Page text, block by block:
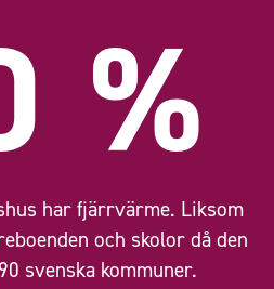
%
har fjärrvärme. Liksom
och skolor då den
svenska kommuner.